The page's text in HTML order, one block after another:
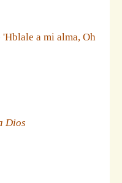
a mi alma, Oh
Dios